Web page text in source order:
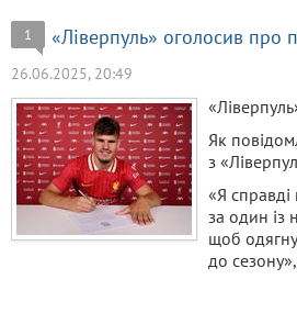
1 «Ліверпуль» оголосив про
26.06.2025, 20:49
Як
з
«Я
за один із
щоб
до